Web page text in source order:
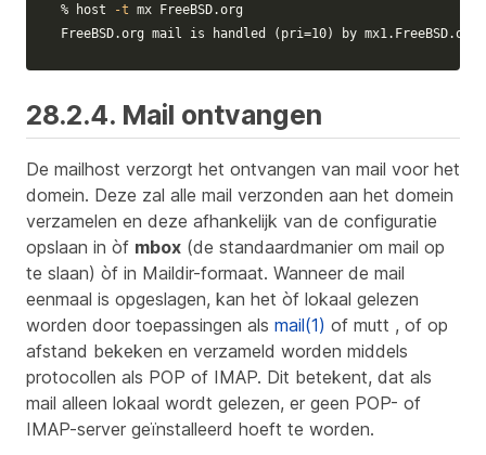
% host -t mx FreeBSD.org
FreeBSD.org mail is handled
( pri=10) by mx1.FreeBSD.org
28.2.4. Mail ontvangen
De mailhost verzorgt het ontvangen van mail voor het
domein. Deze zal alle mail verzonden aan het domein
verzamelen en deze afhankelijk van de configuratie
opslaan in òf mbox (de standaardmanier om mail op
te slaan) òf in Maildir-formaat. Wanneer de mail
eenmaal is opgeslagen, kan het òf lokaal gelezen
worden door toepassingen als mail(1) of mutt , of op
afstand bekeken en verzameld worden middels
protocollen als POP of IMAP. Dit betekent, dat als
mail alleen lokaal wordt gelezen, er geen POP- of
IMAP-server geïnstalleerd hoeft te worden.